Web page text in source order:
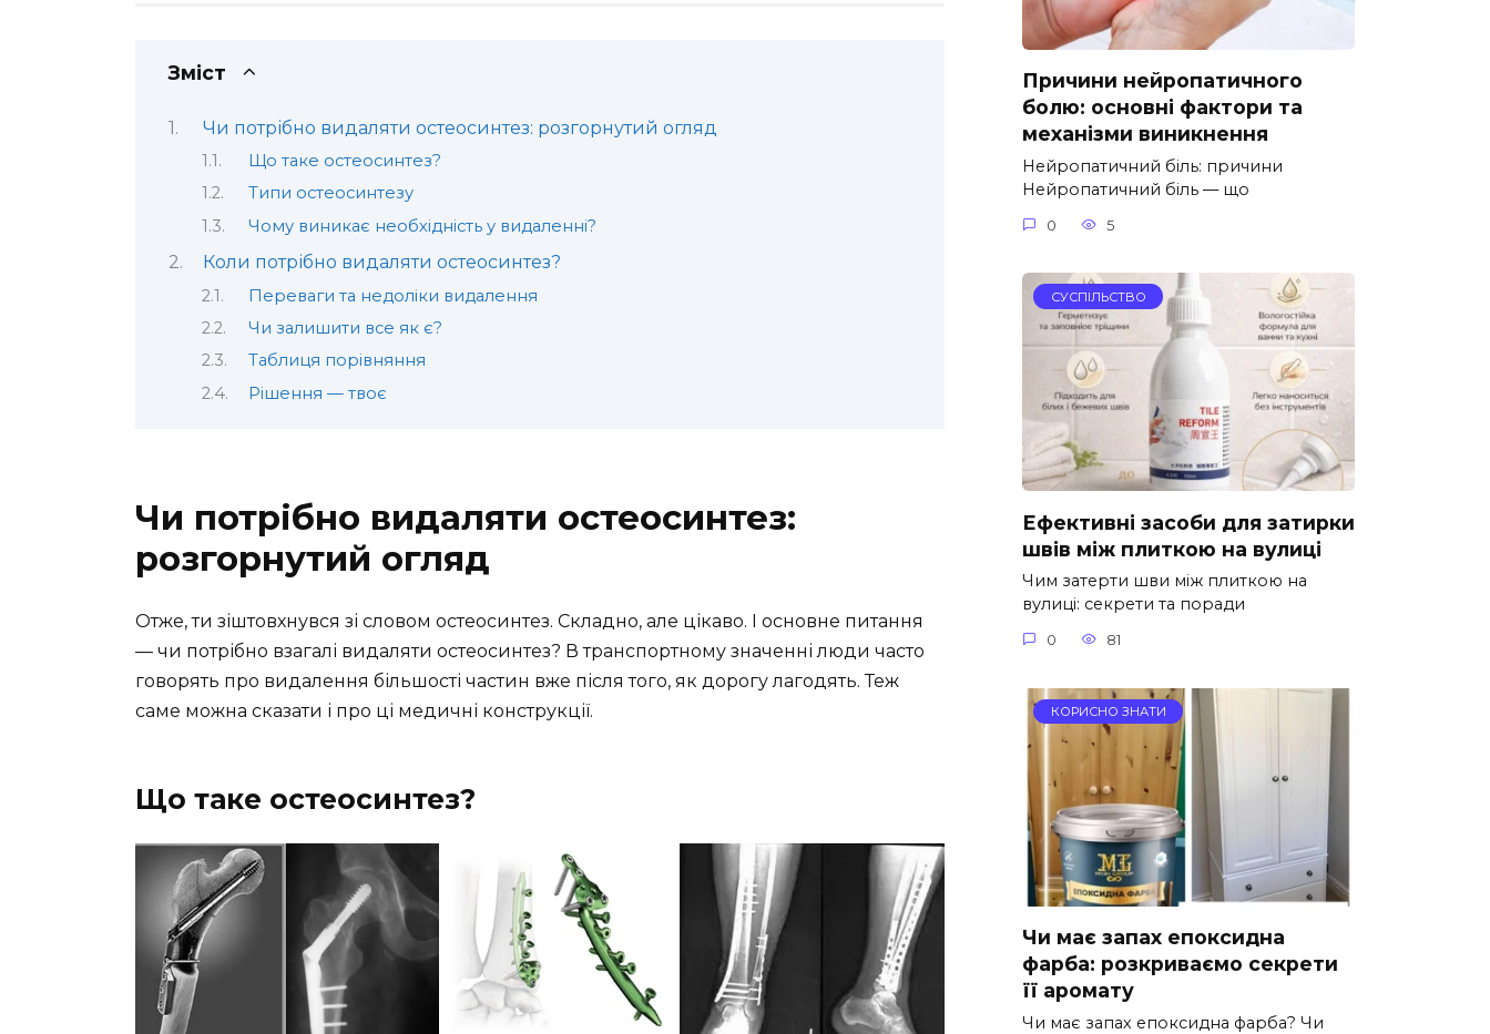
Зміст
Чи потрібно видаляти остеосинтез: розгорнутий огляд
Що таке остеосинтез?
Типи остеосинтезу
Чому виникає необхідність у видаленні?
Коли потрібно видаляти остеосинтез?
Переваги та недоліки видалення
Чи залишити все як є?
Таблиця порівняння
Рішення — твоє
Чи потрібно видаляти остеосинтез:
розгорнутий огляд
Отже, ти зіштовхнувся зі словом остеосинтез. Складно, але цікаво. І основне питання
— чи потрібно взагалі видаляти остеосинтез? В транспортному значенні люди часто
говорять про видалення більшості частин вже після того, як дорогу лагодять. Теж
саме можна сказати і про ці медичні конструкції.
Що таке остеосинтез?
Причини нейропатичного
болю: основні фактори та
механізми виникнення
Нейропатичний біль: причини
Нейропатичний біль — що
0 5
СУСПІЛЬСТВО
Ефективні засоби для затирки
швів між плиткою на вулиці
Чим затерти шви між плиткою на
вулиці: секрети та поради
0 81
КОРИСНО ЗНАТИ
Чи має запах епоксидна
фарба: розкриваємо секрети
її аромату
Чи має запах епоксидна фарба? Чи